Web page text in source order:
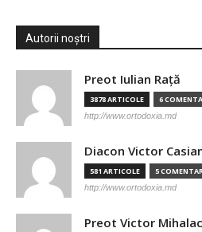
Autorii noștri
Preot Iulian Raţă
3878 ARTICOLE 6
http://www.ortodoxia.md
Diacon Victor
581 ARTICOLE 5
http://www.ortodoxia.md
Preot Victor